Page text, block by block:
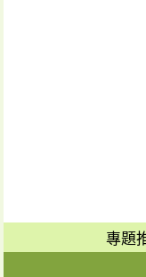
專題